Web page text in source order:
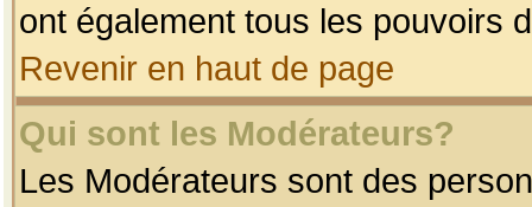
ont également tous les pouvoirs
Revenir en haut de page
Qui sont les Modérateurs?
Les Modérateurs sont des